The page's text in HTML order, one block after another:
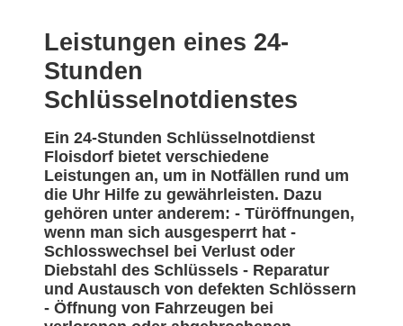
Leistungen eines 24-
Stunden
Schlüsselnotdienstes
Ein 24-Stunden Schlüsselnotdienst
Floisdorf bietet verschiedene
Leistungen an, um in Notfällen rund um
die Uhr Hilfe zu gewährleisten. Dazu
gehören unter anderem: - Türöffnungen,
wenn man sich ausgesperrt hat -
Schlosswechsel bei Verlust oder
Diebstahl des Schlüssels - Reparatur
und Austausch von defekten Schlössern
- Öffnung von Fahrzeugen bei